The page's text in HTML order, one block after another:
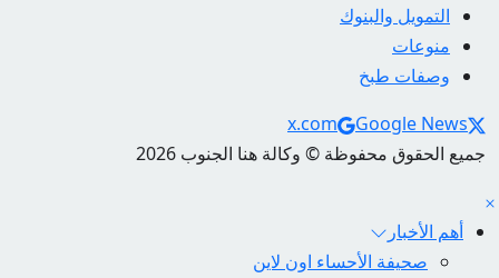
التمويل والبنوك
منوعات
وصفات طبخ
Social Links
x.com
Google News
جميع الحقوق محفوظة © وكالة هنا الجنوب 2026
أهم الأخبار
صحيفة الأحساء اون لاين